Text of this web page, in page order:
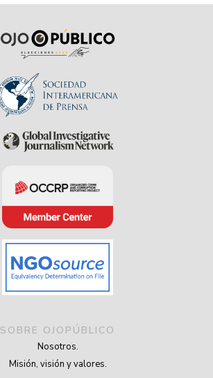
SOBRE OJOPÚBLICO
Nosotros.
Misión, visión y valores.